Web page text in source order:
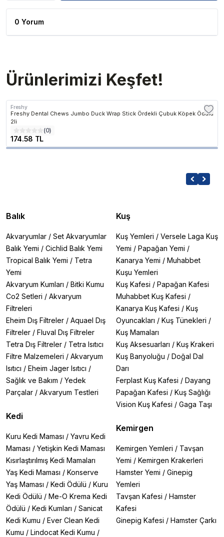
0 Yorum
Ürünlerimizi Keşfet!
Freshy
Freshy Dental Chews Jumbo Duck Wrap Stick Ördekli Çubuk Köpek Ödülü
2li
(0)
174.58 TL
Balık
Akvaryumlar / Set Akvaryumlar
Balık Yemi / Cichlid Balık Yemi
Tropical Balık Yemi / Tetra
Yemi
Akvaryum Kumları / Bitki Kumu
Co2 Setleri / Akvaryum
Filtreleri
Eheim Dış Filtreler / Aquael Dış
Filtreler / Fluval Dış Filtreler
Tetra Dış Filtreler / Tetra Isıtıcı
Filtre Malzemeleri / Akvaryum
Isıtıcı / Eheim Jager Isıtıcı /
Sağlık ve Bakım / Yedek
Parçalar / Akvaryum Testleri
Kedi
Kuru Kedi Maması / Yavru Kedi
Maması / Yetişkin Kedi Maması
Kısırlaştırılmış Kedi Mamaları
Yaş Kedi Maması / Konserve
Yaş Maması / Kedi Ödülü / Kuru
Kedi Ödülü / Me-O Krema Kedi
Ödülü / Kedi Kumları / Sanicat
Kedi Kumu / Ever Clean Kedi
Kumu / Lindocat Kedi Kumu /
Kuş
Kuş Yemleri / Versele Laga Kuş
Yemi / Papağan Yemi /
Kanarya Yemi / Muhabbet
Kuşu Yemleri
Kuş Kafesi / Papağan Kafesi
Muhabbet Kuş Kafesi /
Kanarya Kuş Kafesi / Kuş
Oyuncakları / Kuş Tünekleri /
Kuş Mamaları
Kuş Aksesuarları / Kuş Krakeri
Kuş Banyoluğu / Doğal Dal
Darı
Ferplast Kuş Kafesi / Dayang
Papağan Kafesi / Kuş Sağlığı
Vision Kuş Kafesi / Gaga Taşı
Kemirgen
Kemirgen Yemleri / Tavşan
Yemi / Kemirgen Krakerleri
Hamster Yemi / Ginepig
Yemleri
Tavşan Kafesi / Hamster
Kafesi
Ginepig Kafesi / Hamster Çarkı